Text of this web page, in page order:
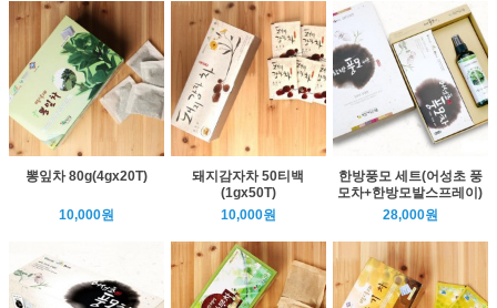
뽕잎차 80g(4gx20T)
10,000원
돼지감자차 50티백
(1gx50T)
10,000원
한방풍모 세트(어성초 풍
모차+한방모발스프레이)
28,000원